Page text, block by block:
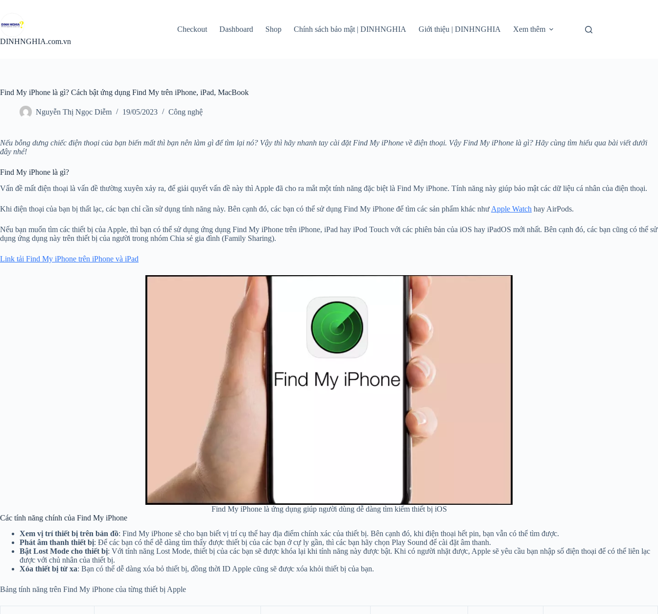
phần
nội
dung
DINHNGHIA.com.vn
Checkout Dashboard Shop Chính sách bảo mật | DINHNGHIA Giới thiệu | DINHNGHIA Xem thêm
Find My iPhone là gì? Cách bật ứng dụng Find My trên iPhone, iPad, MacBook
Nguyễn Thị Ngọc Diễm 19/05/2023 Công nghệ
Nếu bỗng dưng chiếc điện thoại của bạn biến mất thì bạn nên làm gì để tìm lại nó? Vậy thì hãy nhanh tay cài đặt Find My iPhone về điện thoại. Vậy Find My iPhone là gì? Hãy cùng tìm hiểu qua bài viết dưới
đây nhé!
Find My iPhone là gì?
Vấn đề mất điện thoại là vấn đề thường xuyên xảy ra, để giải quyết vấn đề này thì Apple đã cho ra mắt một tính năng đặc biệt là Find My iPhone. Tính năng này giúp bảo mật các dữ liệu cá nhân của điện thoại.
Khi điện thoại của bạn bị thất lạc, các bạn chỉ cần sử dụng tính năng này. Bên cạnh đó, các bạn có thể sử dụng Find My iPhone để tìm các sản phẩm khác như Apple Watch hay AirPods.
Nếu bạn muốn tìm các thiết bị của Apple, thì bạn có thể sử dụng ứng dụng Find My iPhone trên iPhone, iPad hay iPod Touch với các phiên bản của iOS hay iPadOS mới nhất. Bên cạnh đó, các bạn cũng có thể sử
dụng ứng dụng này trên thiết bị của người trong nhóm Chia sẻ gia đình (Family Sharing).
Link tải Find My iPhone trên iPhone và iPad
Find My iPhone là ứng dụng giúp người dùng dễ dàng tìm kiếm thiết bị iOS
Các tính năng chính của Find My iPhone
Xem vị trí thiết bị trên bản đồ: Find My iPhone sẽ cho bạn biết vị trí cụ thể hay địa điểm chính xác của thiết bị. Bên cạnh đó, khi điện thoại hết pin, bạn vẫn có thể tìm được.
Phát âm thanh thiết bị: Để các bạn có thể dễ dàng tìm thấy được thiết bị của các bạn ở cự ly gần, thì các bạn hãy chọn Play Sound để cài đặt âm thanh.
Bật Lost Mode cho thiết bị: Với tính năng Lost Mode, thiết bị của các bạn sẽ được khóa lại khi tính năng này được bật. Khi có người nhặt được, Apple sẽ yêu cầu bạn nhập số điện thoại để có thể liên lạc
được với chủ nhân của thiết bị.
Xóa thiết bị từ xa: Bạn có thể dễ dàng xóa bỏ thiết bị, đồng thời ID Apple cũng sẽ được xóa khỏi thiết bị của bạn.
Bảng tính năng trên Find My iPhone của từng thiết bị Apple